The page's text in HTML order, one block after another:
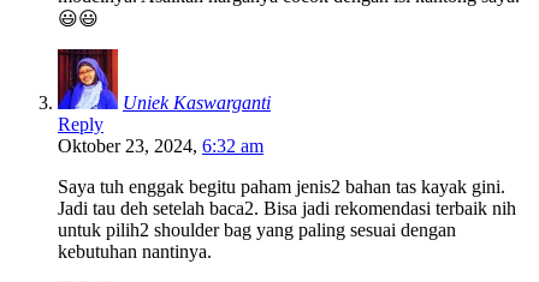
😃😃
Uniek Kaswarganti
Reply
Oktober 23, 2024, 6:32 am
Saya tuh enggak begitu paham jenis2 bahan tas kayak gini.
Jadi tau deh setelah baca2. Bisa jadi rekomendasi terbaik nih
untuk pilih2 shoulder bag yang paling sesuai dengan
kebutuhan nantinya.